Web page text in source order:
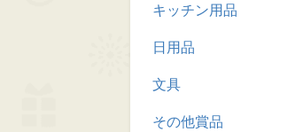
キッチン用品
日用品
文具
その他賞品